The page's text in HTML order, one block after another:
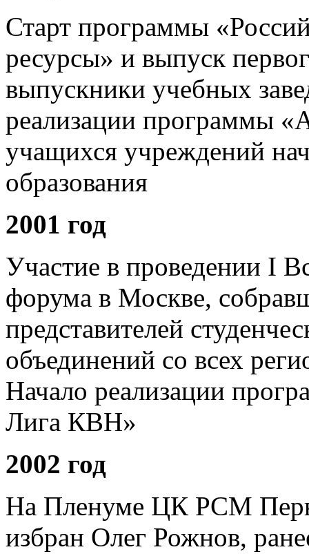
Старт программы
ресурсы» и выпуск
выпускники учебных
реализации программы
учащихся учреждений
образования
2001 год
Участие в проведении I
форума в Москве,
представителей
объединений со всех
Начало реализации
Лига КВН»
2002 год
На Пленуме ЦК РСМ
избран Олег Рожнов,